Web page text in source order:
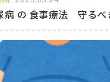
病 の 食事療法 守るべ